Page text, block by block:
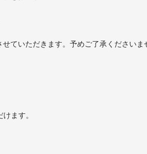
ていただきます。予めご了承くださいま
ます。